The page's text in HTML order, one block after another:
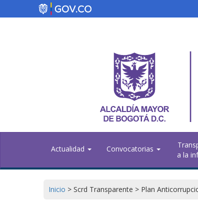
Actualidad Convocatorias
a la
Inicio > Scrd Transparente > Plan